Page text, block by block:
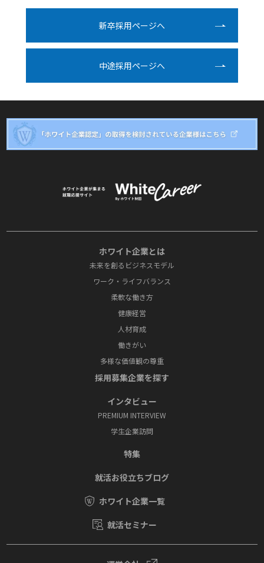
新卒採⽤ページへ
中途採⽤ページへ
ホワイト企業とは
未来を創るビジネスモデル
ワーク・ライフバランス
柔軟な働き方
健康経営
人材育成
働きがい
多様な価値観の尊重
採⽤募集企業を探す
インタビュー
PREMIUM INTERVIEW
学⽣企業訪問
特集
就活お役⽴ちブログ
ホワイト企業一覧
就活セミナー